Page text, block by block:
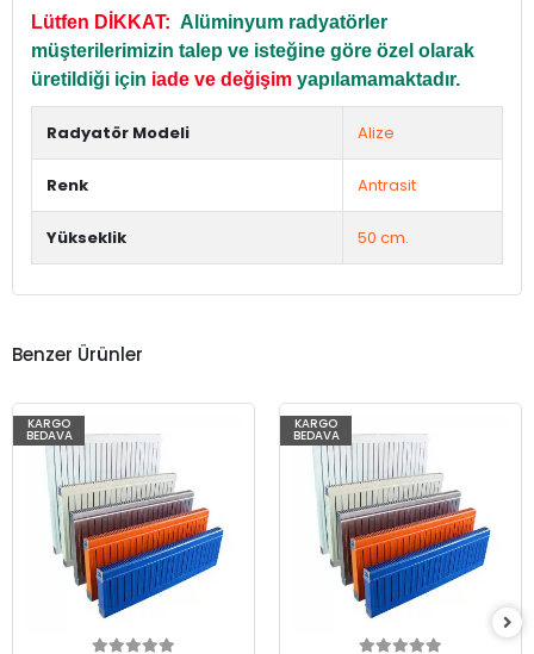
Lütfen DİKKAT: Alüminyum radyatörler
müşterilerimizin talep ve isteğine göre özel olarak
üretildiği için iade ve değişim yapılamamaktadır.
Radyatör Modeli Alize
Renk Antrasit
Yükseklik 50 cm.
Benzer Ürünler
KARGO
BEDAVA
KARGO
BEDAVA